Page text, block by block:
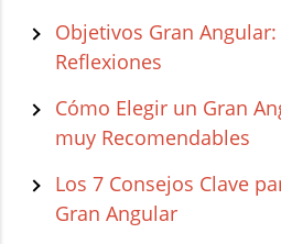
Objetivos Gran
Reflexiones
Cómo Elegir un Gran
muy Recomendables
Los 7 Consejos Clave
Gran Angular